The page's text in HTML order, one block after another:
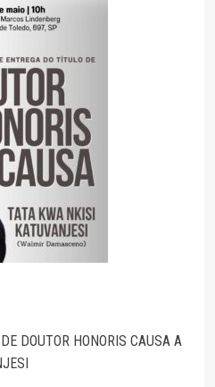
DOUTOR HONORIS CAUSA A